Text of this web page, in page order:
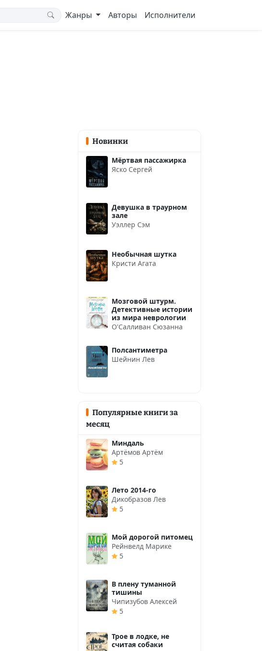
Жанры Авторы Исполнители
Новинки
Мёртвая пассажирка
Яско Сергей
Девушка в траурном
зале
Уэллер Сэм
Необычная шутка
Кристи Агата
Мозговой штурм.
Детективные истории
из мира неврологии
О'Салливан Сюзанна
Полсантиметра
Шейнин Лев
Популярные книги за
месяц
Миндаль
Артёмов Артём
5
Лето 2014-го
Дикобразов Лев
5
Мой дорогой питомец
Рейнвелд Марике
5
В плену туманной
тишины
Чипизубов Алексей
5
Трое в лодке, не
считая собаки